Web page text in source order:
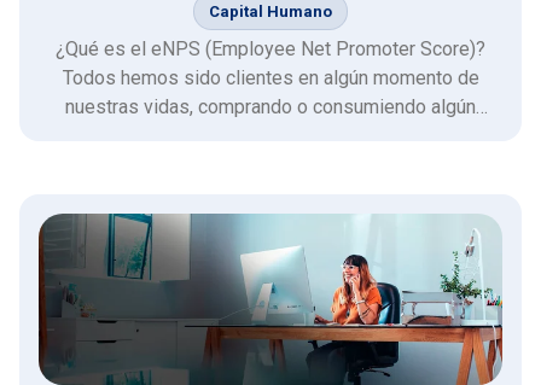
Capital Humano
¿Qué es el eNPS (Employee Net Promoter Score)?
Todos hemos sido clientes en algún momento de
nuestras vidas, comprando o consumiendo algún
compra de algún producto o …